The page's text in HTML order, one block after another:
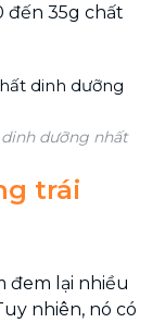
đến 35g chất
dưỡng nhất
trái
đem lại nhiều
nhiên, nó có